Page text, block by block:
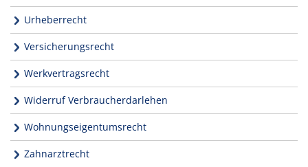
Urheberrecht
Versicherungsrecht
Werkvertragsrecht
Widerruf Verbraucherdarlehen
Wohnungseigentumsrecht
Zahnarztrecht